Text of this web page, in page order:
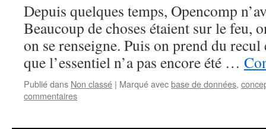
Depuis quelques temps, Opencomp
Beaucoup de choses étaient sur le feu,
on se renseigne. Puis on prend du
que l’essentiel n’a pas encore été …
Publié dans Non classé | Marqué avecbase de données,
commentaires